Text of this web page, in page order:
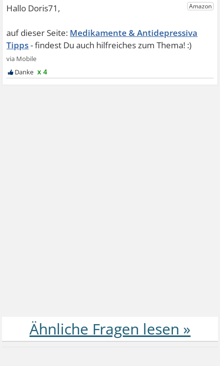
Medikamente & Antidepressiva
Tipps
x 4